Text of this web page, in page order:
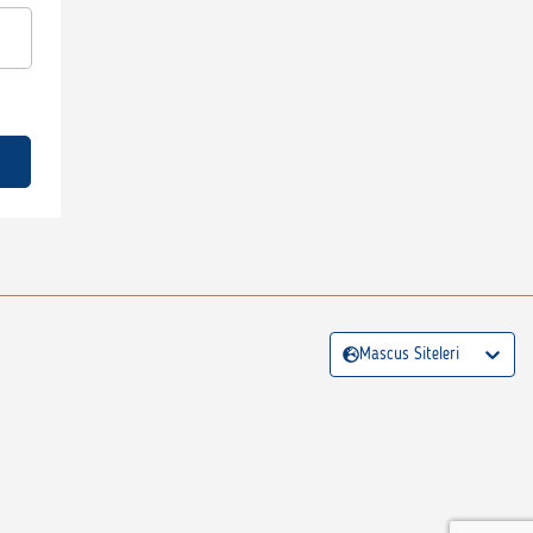
Mascus Siteleri